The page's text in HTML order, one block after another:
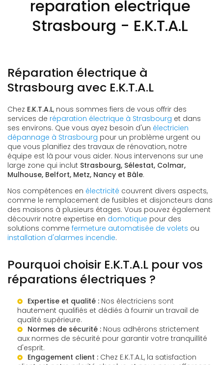
reparation electrique
Strasbourg - E.K.T.A.L
Réparation électrique à
Strasbourg avec E.K.T.A.L
Chez E.K.T.A.L, nous sommes fiers de vous offrir des
services de réparation électrique à Strasbourg et dans
ses environs. Que vous ayez besoin d'un électricien
dépannage à Strasbourg pour un problème urgent ou
que vous planifiez des travaux de rénovation, notre
équipe est là pour vous aider. Nous intervenons sur une
large zone qui inclut Strasbourg, Sélestat, Colmar,
Mulhouse, Belfort, Metz, Nancy et Bâle.
Nos compétences en électricité couvrent divers aspects,
comme le remplacement de fusibles et disjoncteurs dans
des maisons à plusieurs étages. Vous pouvez également
découvrir notre expertise en domotique pour des
solutions comme fermeture automatisée de volets ou
installation d'alarmes incendie.
Pourquoi choisir E.K.T.A.L pour vos
réparations électriques ?
Expertise et qualité : Nos électriciens sont
hautement qualifiés et dédiés à fournir un travail de
qualité supérieure.
Normes de sécurité : Nous adhérons strictement
aux normes de sécurité pour garantir votre tranquillité
d'esprit.
Engagement client : Chez E.K.T.A.L, la satisfaction